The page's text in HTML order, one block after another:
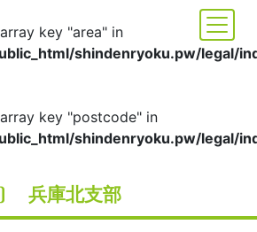
key "area" in
shindenryoku.pw/legal/
key "postcode" in
shindenryoku.pw/legal/
兵庫北支部
クロゴ使用ルール